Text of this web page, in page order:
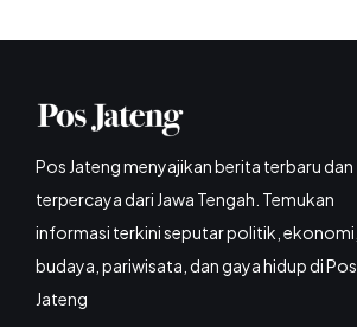
Pos Jateng menyajikan berita terbaru dan
terpercaya dari Jawa Tengah. Temukan
informasi terkini seputar politik, ekonomi,
budaya, pariwisata, dan gaya hidup di Pos
Jateng